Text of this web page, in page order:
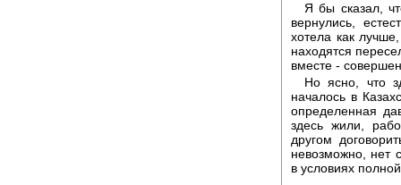
Я бы сказал,
вернулись,
хотела как
находятся
вместе -
Но ясно, что
началось в
определенная
здесь жили,
другом
невозможно, нет
в условиях